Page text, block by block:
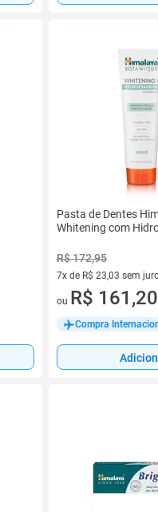
Pasta de Dentes
Whitening com
R$ 172,95
7x de R$ 23,03 sem
7 vez de R$ 23,03 sem
ou R$ 161,20
Compra